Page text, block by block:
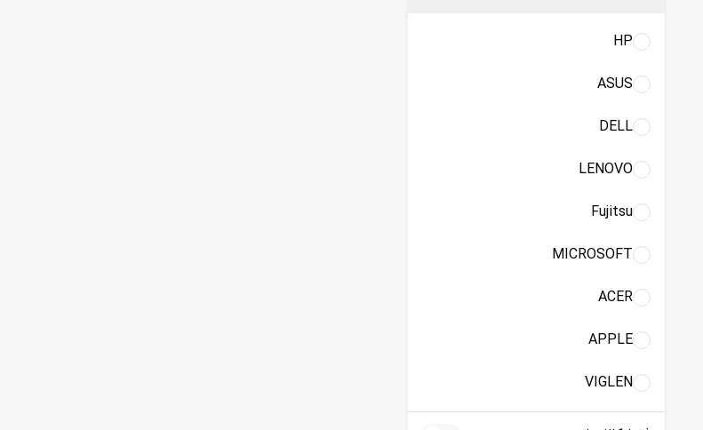
HP
ASUS
DELL
LENOVO
Fujitsu
MICROSOFT
ACER
APPLE
VIGLEN